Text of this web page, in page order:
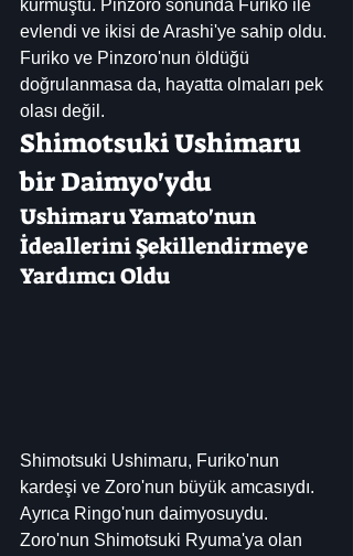
kurmuştu. Pinzoro sonunda Furiko ile
evlendi ve ikisi de Arashi'ye sahip oldu.
Furiko ve Pinzoro'nun öldüğü
doğrulanmasa da, hayatta olmaları pek
olası değil.
Shimotsuki Ushimaru
bir Daimyo'ydu
Ushimaru Yamato'nun
İdeallerini Şekillendirmeye
Yardımcı Oldu
Shimotsuki Ushimaru, Furiko'nun
kardeşi ve Zoro'nun büyük amcasıydı.
Ayrıca Ringo'nun daimyosuydu.
Zoro'nun Shimotsuki Ryuma'ya olan